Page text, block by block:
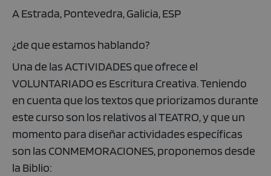
A Estrada, Pontevedra, Galicia, ESP
¿de que estamos hablando?
Una de las ACTIVIDADES que ofrece el
VOLUNTARIADO es Escritura Creativa. Teniendo
en cuenta que los textos que priorizamos durante
este curso son los relativos al TEATRO, y que un
momento para diseñar actividades específicas
son las CONMEMORACIONES, proponemos desde
la Biblio: